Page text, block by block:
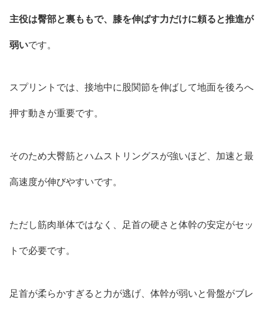
主役は臀部と裏ももで、膝を伸ばす力だけに頼ると推進が
弱いです。
スプリントでは、接地中に股関節を伸ばして地面を後ろへ
押す動きが重要です。
そのため大臀筋とハムストリングスが強いほど、加速と最
高速度が伸びやすいです。
ただし筋肉単体ではなく、足首の硬さと体幹の安定がセッ
トで必要です。
足首が柔らかすぎると力が逃げ、体幹が弱いと骨盤がブレ